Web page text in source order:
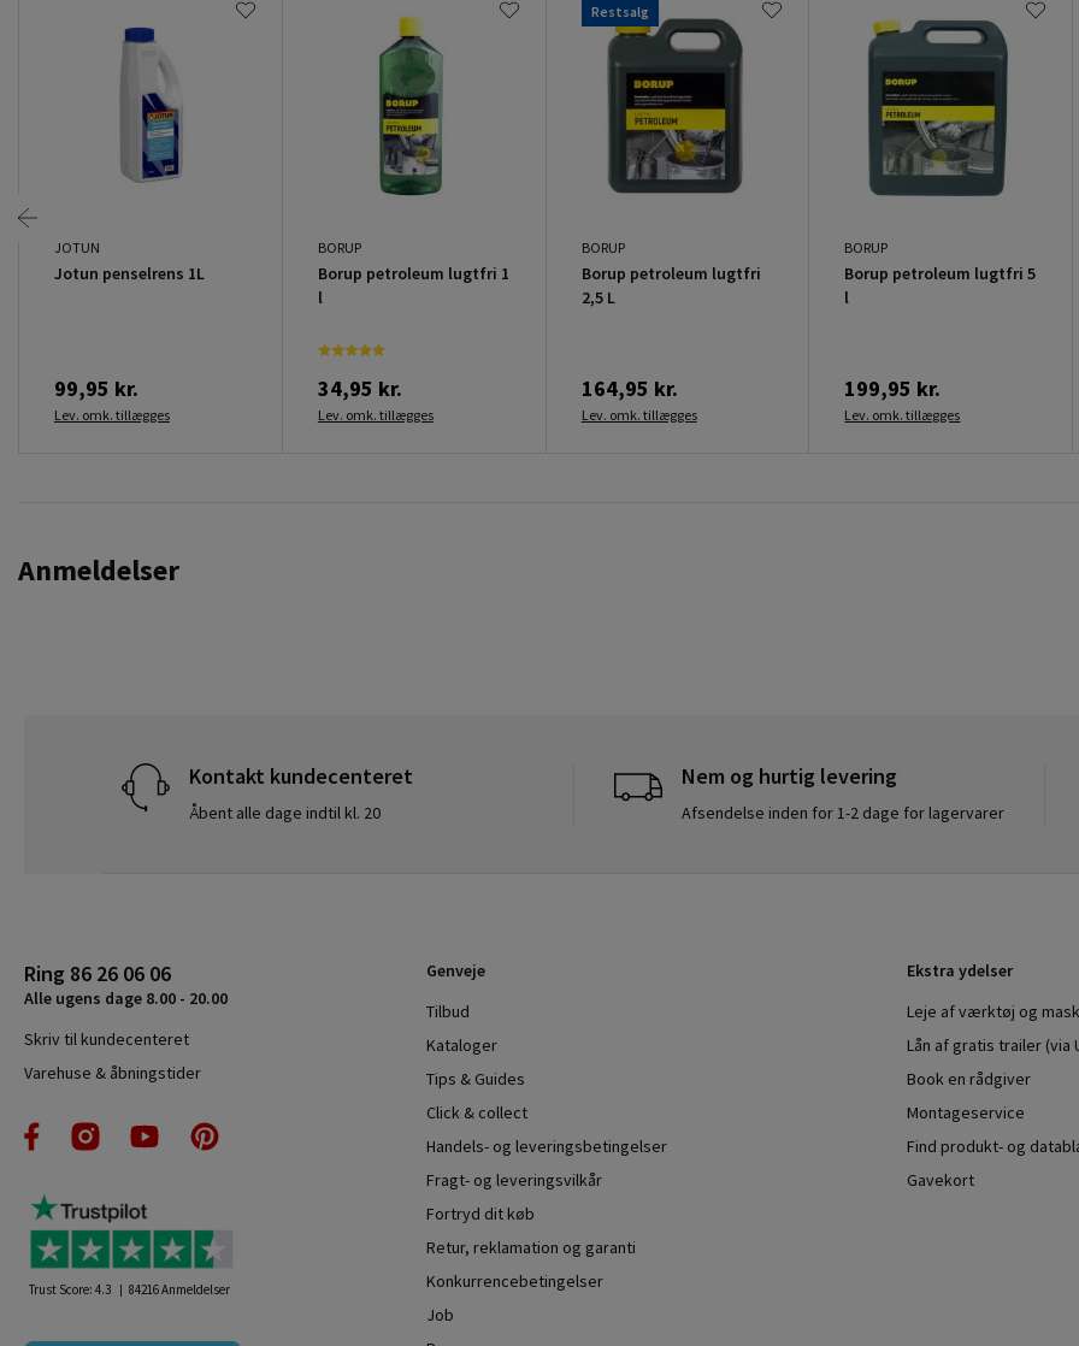
JOTUN
Jotun penselrens 1L
99,95 kr.
Lev. omk. tillægges
BORUP
Borup petroleum lugtfri 1
l
34,95 kr.
Lev. omk. tillægges
Restsalg
BORUP
Borup petroleum lugtfri
2,5 L
164,95 kr.
Lev. omk. tillægges
BORUP
Borup petroleum lugtfri 5
l
199,95 kr.
Lev. omk. tillægges
Anmeldelser
Kontakt kundecenteret
Åbent alle dage indtil kl. 20
Nem og hurtig levering
Afsendelse inden for 1-2 dage for lagervarer
Ring 86 26 06 06
Alle ugens dage 8.00 - 20.00
Skriv til kundecenteret
Varehuse & åbningstider
Trust Score: 4.3 84216Anmeldelser
Genveje
Tilbud
Kataloger
Tips & Guides
Click & collect
Handels- og leveringsbetingelser
Fragt- og leveringsvilkår
Fortryd dit køb
Retur, reklamation og garanti
Konkurrencebetingelser
Job
Ekstra ydelser
Leje af værktøj og
Lån af gratis trailer (via
Book en rådgiver
Montageservice
Find produkt- og
Gavekort